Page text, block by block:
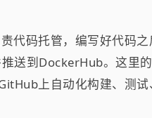
代码托管，编写好代码
送到DockerHub。这里
上自动化构建、测试